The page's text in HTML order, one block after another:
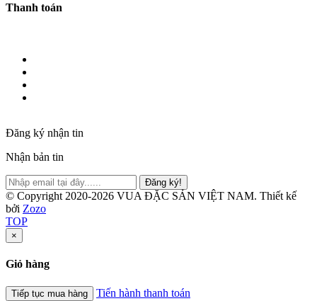
Thanh toán
Đăng ký nhận tin
Nhận bản tin
Đăng ký!
© Copyright 2020-2026 VUA ĐẶC SẢN VIỆT NAM. Thiết kế
bởi Zozo
TOP
×
Giỏ hàng
Tiếp tục mua hàng Tiến hành thanh toán